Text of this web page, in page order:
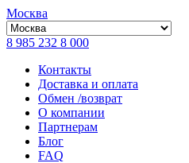
Москва
8 985 232 8 000
Контакты
Доставка и оплата
Обмен /возврат
О компании
Партнерам
Блог
FAQ